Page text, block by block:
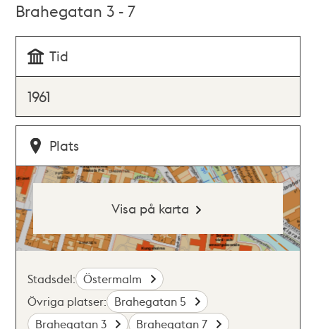
Brahegatan 3 - 7
Tid
1961
Plats
Visa på karta
Stadsdel: Östermalm
Övriga platser: Brahegatan 5
Brahegatan 3
Brahegatan 7